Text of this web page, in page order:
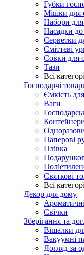
Губки
Мішки для
Набори
Насадки
Серветки
Сміттєві
Совки для
Тази
Всі
Господарчі
Ємкість
Ваги
Паперові
Плівка
Святкові
Всі
Декор для дому
Свічки
Зберігання та
Вішалки
Вакуумні
Догляд за